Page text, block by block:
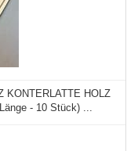
KONTERLATTE HOLZ
- 10 Stück) ...